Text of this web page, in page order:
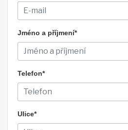
Jméno a příjmení*
Telefon*
Ulice*